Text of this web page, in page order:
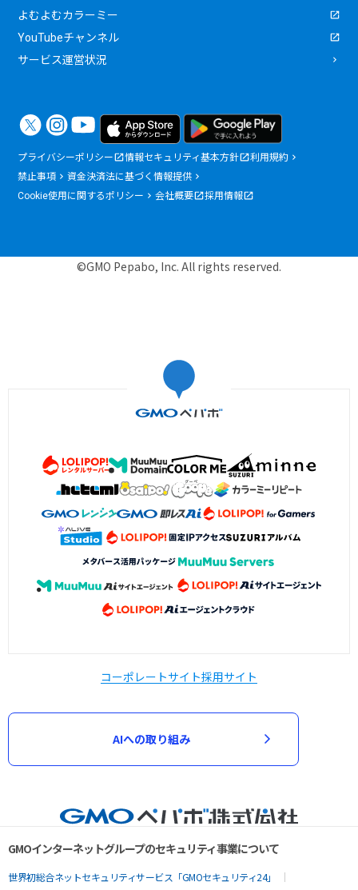
よむよむカラーミー
YouTubeチャンネル
サービス運営状況
プライバシーポリシー 情報セキュリティ基本方針
利用規約
禁止事項
資金決済法に基づく情報提供
Cookie使用に関するポリシー
会社概要 採用情報
©GMO Pepabo, Inc. All rights reserved.
コーポレートサイト採用サイト
AIへの取り組み
GMOインターネットグループのセキュリティ事業について
世界初総合ネットセキュリティサービス「GMOセキュリティ24」